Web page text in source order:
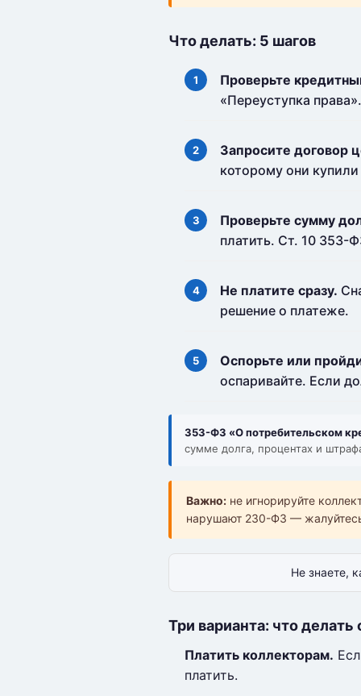
Что делать: 5 шагов
Проверьте
«Переуступка
Запросите договор
которому они
Проверьте сумму
платить. Ст. 10 353-
Не платите сразу.
решение о платеже.
Оспорьте или
оспаривайте. Если
353-ФЗ «О потребительском
сумме долга, процентах и
Важно: не игнорируйте
нарушают 230-ФЗ —
Не знаете,
Три варианта: что делать
Платить коллекторам.
платить.